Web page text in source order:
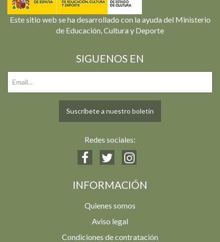
Este sitio web se ha desarrollado con la ayuda del Ministerio
de Educación, Cultura y Deporte
SIGUENOS EN
Suscríbete a nuestro boletín
Redes sociales:
INFORMACIÓN
Quienes somos
Aviso legal
Condiciones de contratación